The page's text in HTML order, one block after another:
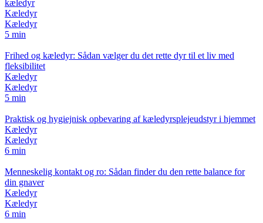
kæledyr
Kæledyr
Kæledyr
5 min
Frihed og kæledyr: Sådan vælger du det rette dyr til et liv med
fleksibilitet
Kæledyr
Kæledyr
5 min
Praktisk og hygiejnisk opbevaring af kæledyrsplejeudstyr i hjemmet
Kæledyr
Kæledyr
6 min
Menneskelig kontakt og ro: Sådan finder du den rette balance for
din gnaver
Kæledyr
Kæledyr
6 min